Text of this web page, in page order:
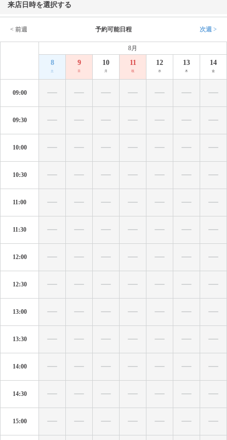
来店日時を選択する
< 前週 予約可能日程 次週 >
8月
8
土
9
日
10
月
11
祝
12
水
13
木
14
金
09:00
09:30
10:00
10:30
11:00
11:30
12:00
12:30
13:00
13:30
14:00
14:30
15:00